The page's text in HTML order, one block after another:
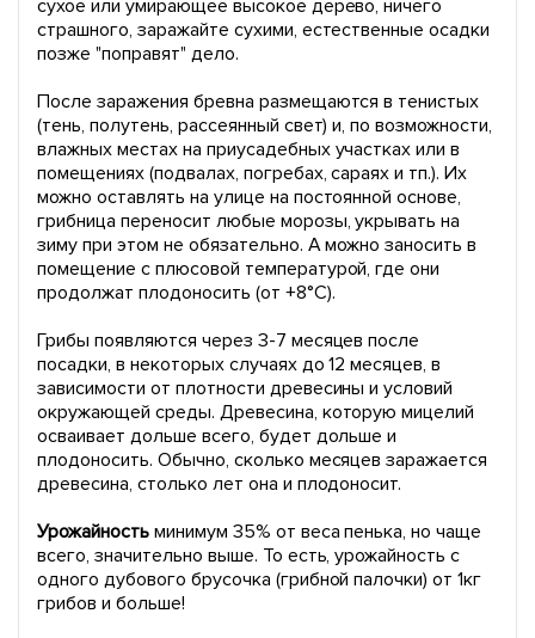
сухое или умирающее высокое дерево, ничего
страшного, заражайте сухими, естественные осадки
позже "поправят" дело.
После заражения бревна размещаются в тенистых
(тень, полутень, рассеянный свет) и, по возможности,
влажных местах на приусадебных участках или в
помещениях (подвалах, погребах, сараях и тп.). Их
можно оставлять на улице на постоянной основе,
грибница переносит любые морозы, укрывать на
зиму при этом не обязательно. А можно заносить в
помещение с плюсовой температурой, где они
продолжат плодоносить (от +8°C).
Грибы появляются через 3-7 месяцев после
посадки, в некоторых случаях до 12 месяцев, в
зависимости от плотности древесины и условий
окружающей среды. Древесина, которую мицелий
осваивает дольше всего, будет дольше и
плодоносить. Обычно, сколько месяцев заражается
древесина, столько лет она и плодоносит.
Урожайностьминимум 35% от веса пенька, но чаще
всего, значительно выше. То есть, урожайность с
одного дубового брусочка (грибной палочки) от 1кг
грибов и больше!